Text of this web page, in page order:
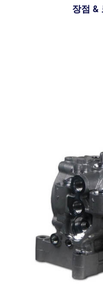
장점 &